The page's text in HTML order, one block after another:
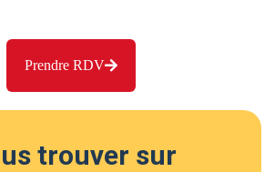
Prendre RDV
trouver sur